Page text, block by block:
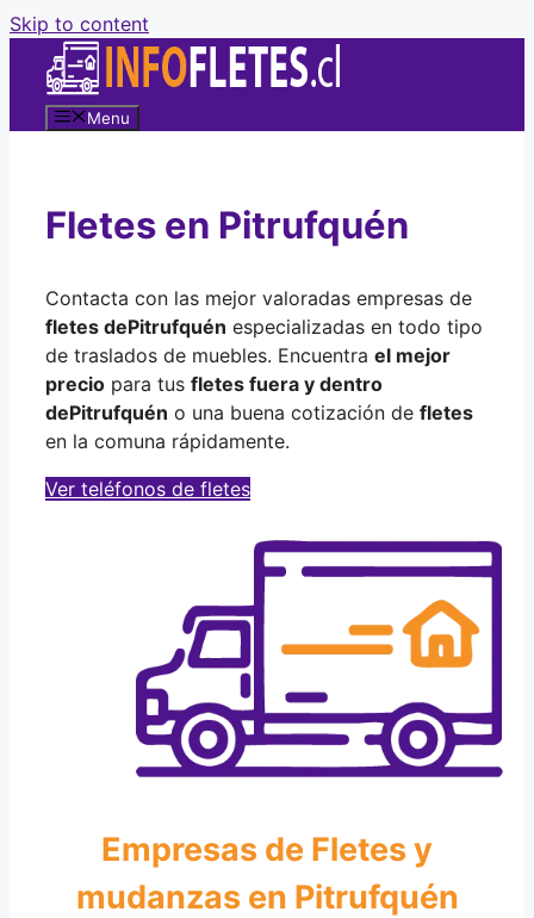
Skip to content
Menu
Fletes en Pitrufquén
Contacta con las mejor valoradas empresas de
fletes dePitrufquén especializadas en todo tipo
de traslados de muebles. Encuentra el mejor
precio para tus fletes fuera y dentro
dePitrufquén o una buena cotización de fletes
en la comuna rápidamente.
Ver teléfonos de fletes
Empresas de Fletes y
mudanzas en Pitrufquén